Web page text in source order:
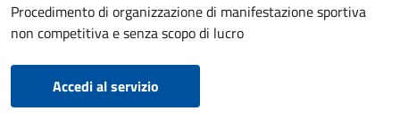
Procedimento di organizzazione di manifestazione sportiva
non competitiva e senza scopo di lucro
Accedi al servizio